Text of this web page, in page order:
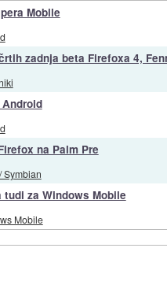
Mobile
zadnja beta Firefoxa 4,
na Palm Pre
Symbian
tudi za Windows Mobile
Mobile